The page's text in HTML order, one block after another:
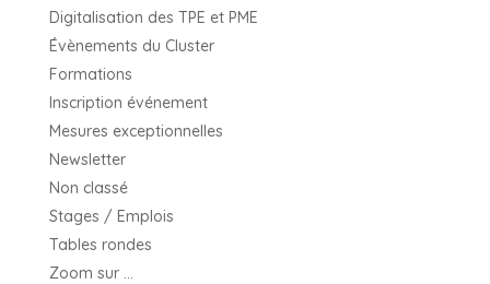
Digitalisation des TPE et PME
Évènements du Cluster
Formations
Inscription événement
Mesures exceptionnelles
Newsletter
Non classé
Stages / Emplois
Tables rondes
Zoom sur …